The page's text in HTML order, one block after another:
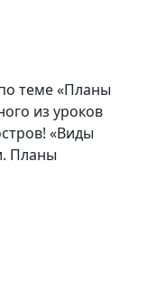
теме «Планы
из уроков
«Виды
Планы